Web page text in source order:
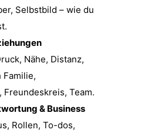
Selbstbild – wie du
Nähe, Distanz,
Familie,
Freundeskreis, Team.
& Business
Rollen, To-dos,